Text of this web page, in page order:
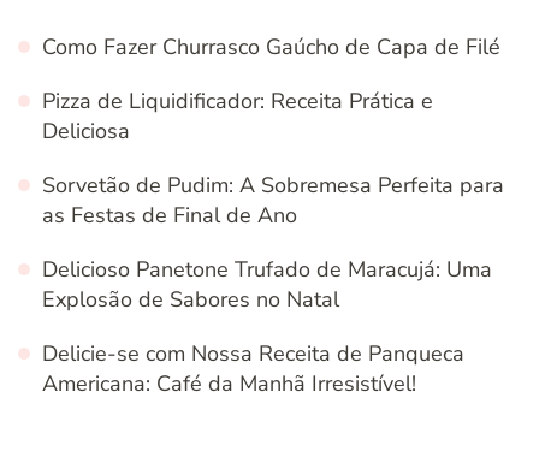
Como Fazer Churrasco Gaúcho de Capa de Filé
Pizza de Liquidificador: Receita Prática e
Deliciosa
Sorvetão de Pudim: A Sobremesa Perfeita para
as Festas de Final de Ano
Delicioso Panetone Trufado de Maracujá: Uma
Explosão de Sabores no Natal
Delicie-se com Nossa Receita de Panqueca
Americana: Café da Manhã Irresistível!